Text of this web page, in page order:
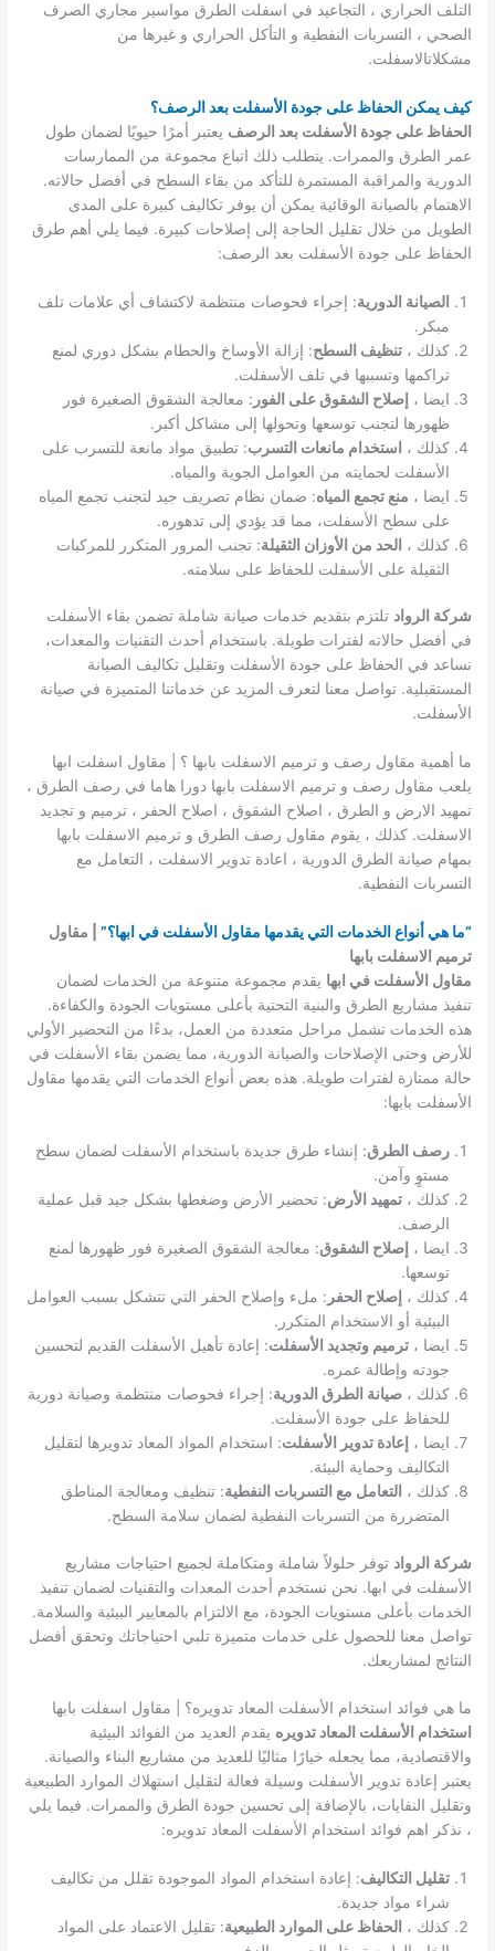
التلف الحراري ، التجاعيد في اسفلت الطرق مواسير مجاري الصرف
الصحي ، التسربات النفطية و التأكل الحراري و غيرها من
مشكلاتالاسفلت.
كيف يمكن الحفاظ على جودة الأسفلت بعد الرصف؟
الحفاظ على جودة الأسفلت بعد الرصف يعتبر أمرًا حيويًا لضمان طول
عمر الطرق والممرات. يتطلب ذلك اتباع مجموعة من الممارسات
الدورية والمراقبة المستمرة للتأكد من بقاء السطح في أفضل حالاته.
الاهتمام بالصيانة الوقائية يمكن أن يوفر تكاليف كبيرة على المدى
الطويل من خلال تقليل الحاجة إلى إصلاحات كبيرة. فيما يلي أهم طرق
الحفاظ على جودة الأسفلت بعد الرصف:
الصيانة الدورية: إجراء فحوصات منتظمة لاكتشاف أي علامات تلف
مبكر.
كذلك ،تنظيف السطح: إزالة الأوساخ والحطام بشكل دوري لمنع
تراكمها وتسببها في تلف الأسفلت.
ايضا ، إصلاح الشقوق على الفور : معالجة الشقوق الصغيرة فور
ظهورها لتجنب توسعها وتحولها إلى مشاكل أكبر.
كذلك ،
استخدام مانعات التسرب: تطبيق مواد مانعة للتسرب على
الأسفلت لحمايته من العوامل الجوية والمياه.
ايضا ، منع تجمع المياه: ضمان نظام تصريف جيد لتجنب تجمع المياه
على سطح الأسفلت، مما قد يؤدي إلى تدهوره.
كذلك ، الحد من الأوزان الثقيلة: تجنب المرور المتكرر للمركبات
الثقيلة على الأسفلت للحفاظ على سلامته.
شركة الرواد تلتزم بتقديم خدمات صيانة شاملة تضمن بقاء الأسفلت
في أفضل حالاته لفترات طويلة. باستخدام أحدث التقنيات والمعدات،
نساعد في الحفاظ على جودة الأسفلت وتقليل تكاليف الصيانة
المستقبلية. تواصل معنا لتعرف المزيد عن خدماتنا المتميزة في صيانة
الأسفلت.
ما أهمية مقاول رصف و ترميم الاسفلت بابها ؟ | مقاول اسفلت ابها
يلعب مقاول رصف و ترميم الاسفلت بابها دورا هاما في رصف الطرق ،
تمهيد الارض و الطرق ، اصلاح الشقوق ، اصلاح الحفر ، ترميم و تجديد
الاسفلت. كذلك ، يقوم مقاول رصف الطرق و ترميم الاسفلت بابها
بمهام صيانة الطرق الدورية ، اعادة تدوير الاسفلت ، التعامل مع
التسربات النفطية.
“ما هي أنواع الخدمات التي يقدمها مقاول الأسفلت في ابها؟” | مقاول
ترميم الاسفلت بابها
مقاول الأسفلت في ابها يقدم مجموعة متنوعة من الخدمات لضمان
تنفيذ مشاريع الطرق والبنية التحتية بأعلى مستويات الجودة والكفاءة.
هذه الخدمات تشمل مراحل متعددة من العمل، بدءًا من التحضير الأولي
للأرض وحتى الإصلاحات والصيانة الدورية، مما يضمن بقاء الأسفلت في
حالة ممتازة لفترات طويلة. هذه بعض أنواع الخدمات التي يقدمها مقاول
الأسفلت بابها:
رصف الطرق: إنشاء طرق جديدة باستخدام الأسفلت لضمان سطح
مستوٍ وآمن.
كذلك ،تمهيد الأرض: تحضير الأرض وضغطها بشكل جيد قبل عملية
الرصف.
ايضا ، إصلاح الشقوق: معالجة الشقوق الصغيرة فور ظهورها لمنع
توسعها.
كذلك ، إصلاح الحفر : ملء وإصلاح الحفر التي تتشكل بسبب العوامل
البيئية أو الاستخدام المتكرر.
ايضا ،ترميم وتجديد الأسفلت: إعادة تأهيل الأسفلت القديم لتحسين
جودته وإطالة عمره.
كذلك ،صيانة الطرق الدورية: إجراء فحوصات منتظمة وصيانة دورية
للحفاظ على جودة الأسفلت.
ايضا ، إعادة تدوير الأسفلت: استخدام المواد المعاد تدويرها لتقليل
التكاليف وحماية البيئة.
كذلك ، التعامل مع التسربات النفطية: تنظيف ومعالجة المناطق
المتضررة من التسربات النفطية لضمان سلامة السطح.
شركة الرواد توفر حلولاً شاملة ومتكاملة لجميع احتياجات مشاريع
الأسفلت في ابها. نحن نستخدم أحدث المعدات والتقنيات لضمان تنفيذ
الخدمات بأعلى مستويات الجودة، مع الالتزام بالمعايير البيئية والسلامة.
تواصل معنا للحصول على خدمات متميزة تلبي احتياجاتك وتحقق أفضل
النتائج لمشاريعك.
ما هي فوائد استخدام الأسفلت المعاد تدويره؟ | مقاول اسفلت بابها
استخدام الأسفلت المعاد تدويره يقدم العديد من الفوائد البيئية
والاقتصادية، مما يجعله خيارًا مثاليًا للعديد من مشاريع البناء والصيانة.
يعتبر إعادة تدوير الأسفلت وسيلة فعالة لتقليل استهلاك الموارد الطبيعية
وتقليل النفايات، بالإضافة إلى تحسين جودة الطرق والممرات. فيما يلي
، نذكر اهم فوائد استخدام الأسفلت المعاد تدويره:
تقليل التكاليف: إعادة استخدام المواد الموجودة تقلل من تكاليف
شراء مواد جديدة.
كذلك ، الحفاظ على الموارد الطبيعية: تقليل الاعتماد على المواد